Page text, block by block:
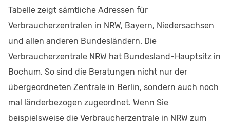
Tabelle zeigt sämtliche Adressen für
Verbraucherzentralen in NRW, Bayern, Niedersachsen
und allen anderen Bundesländern. Die
Verbraucherzentrale NRW hat Bundesland-Hauptsitz in
Bochum. So sind die Beratungen nicht nur der
übergeordneten Zentrale in Berlin, sondern auch noch
mal länderbezogen zugeordnet. Wenn Sie
beispielsweise die Verbraucherzentrale in NRW zum